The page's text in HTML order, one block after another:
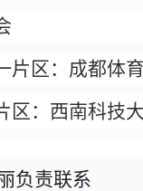
片区：成都体
区：西南科技
负责联系